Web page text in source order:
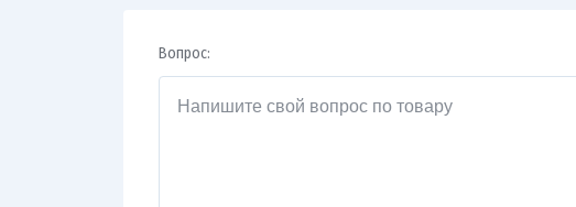
Вопрос: